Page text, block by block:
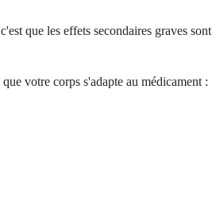
que les effets secondaires graves sont
votre corps s'adapte au médicament :